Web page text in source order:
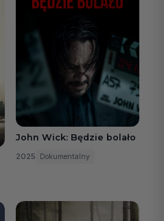
John Wick: Będzie bolało
2025 Dokumentalny